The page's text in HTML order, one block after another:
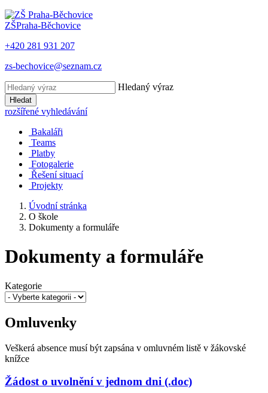
ZŠPraha-Běchovice
+420 281 931 207
zs-bechovice@seznam.cz
Hledaný výraz
Hledat
rozšířené vyhledávání
Bakaláři
Teams
Platby
Fotogalerie
Řešení situací
Projekty
Úvodní stránka
O škole
Dokumenty a formuláře
Dokumenty a formuláře
Kategorie
Omluvenky
Veškerá absence musí být zapsána v omluvném listě v žákovské
knížce
Žádost o uvolnění v jednom dni (.doc)